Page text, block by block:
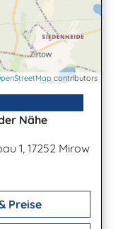
contributors
Nähe
1, 17252 Mirow
Preise